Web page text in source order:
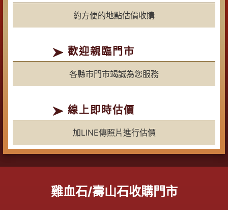
約方便的地點估價收購
歡迎親臨門市
各縣市門市竭誠為您服務
線上即時估價
加LINE傳照片進行估價
雞血石/壽山石收購門市